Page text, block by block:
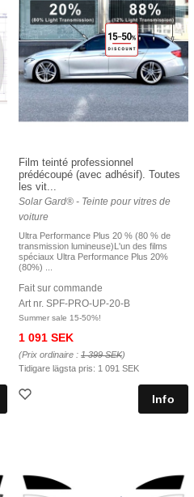
Film teinté professionnel
prédécoupé (avec adhésif). Toutes
les vit...
Solar Gard® - Teinte pour vitres de
voiture
Ultra Performance Plus 20 % (80 % de
transmission lumineuse)L'un des films
spéciaux Ultra Performance Plus 20%
(80%) ...
Fait sur commande
Art nr. SPF-PRO-UP-20-B
Summer sale 15-50%!
1 091 SEK
(Prix ordinaire : 1 399 SEK)
Tidigare lägsta pris: 1 091 SEK